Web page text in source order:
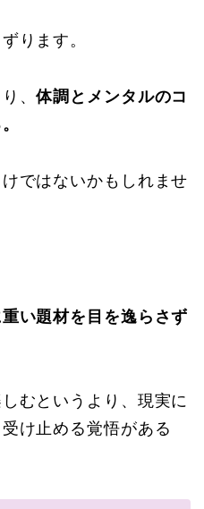
ります。
、体調とメンタルのコ
ではないかもしれませ
い題材を目を逸らさず
むというより、現実に
け止める覚悟がある